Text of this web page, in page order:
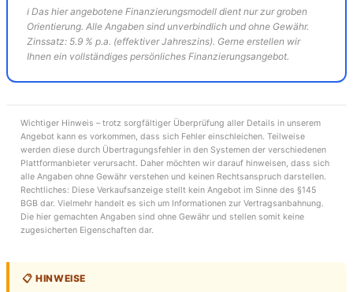
ℹ️ Das hier angebotene Finanzierungsmodell dient nur zur groben
Orientierung. Alle Angaben sind unverbindlich und ohne Gewähr.
Zinssatz: 5.9 % p.a. (effektiver Jahreszins). Gerne erstellen wir
Ihnen ein vollständiges persönliches Finanzierungsangebot.
Wichtiger Hinweis – trotz sorgfältiger Überprüfung aller Details in unserem
Angebot kann es vorkommen, dass sich Fehler einschleichen. Teilweise
werden diese durch Übertragungsfehler in den Systemen der verschiedenen
Plattformanbieter verursacht. Daher möchten wir darauf hinweisen, dass sich
alle Angaben ohne Gewähr verstehen und keinen Rechtsanspruch darstellen.
Rechtliches: Diese Verkaufsanzeige stellt kein Angebot im Sinne des §145
BGB dar. Vielmehr handelt es sich um Informationen zur Vertragsanbahnung.
Die hier gemachten Angaben sind ohne Gewähr und stellen somit keine
zugesicherten Eigenschaften dar.
📋 HINWEISE